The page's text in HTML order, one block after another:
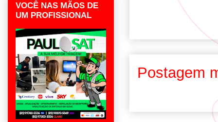
Postagem
VOCÊ NAS MÃOS DE
UM PROFISSIONAL